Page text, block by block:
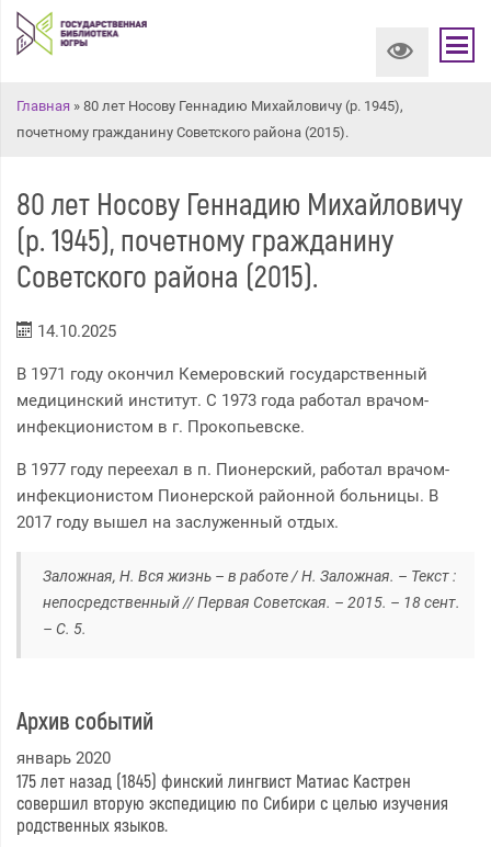
Вы здесь
Главная » 80 лет Носову Геннадию Михайловичу (р. 1945),
почетному гражданину Советского района (2015).
80 лет Носову Геннадию Михайловичу
(р. 1945), почетному гражданину
Советского района (2015).
14.10.2025
В 1971 году окончил Кемеровский государственный
медицинский институт. С 1973 года работал врачом-
инфекционистом в г. Прокопьевске.
В 1977 году переехал в п. Пионерский, работал врачом-
инфекционистом Пионерской районной больницы. В
2017 году вышел на заслуженный отдых.
Заложная, Н. Вся жизнь – в работе / Н. Заложная. – Текст :
непосредственный// Первая Советская. – 2015. – 18 сент.
– С. 5.
Архив событий
январь 2020
175 лет назад (1845) финский лингвист Матиас Кастрен
совершил вторую экспедицию по Сибири с целью изучения
родственных языков.